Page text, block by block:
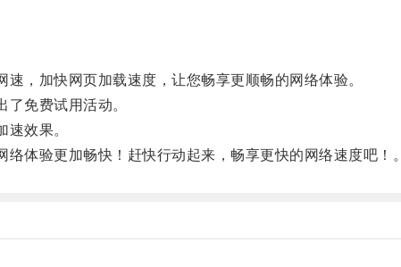
，加快网页加载速度，让您畅享更顺畅的网络体验。
免费试用活动。
效果。
验更加畅快！赶快行动起来，畅享更快的网络速度吧！。